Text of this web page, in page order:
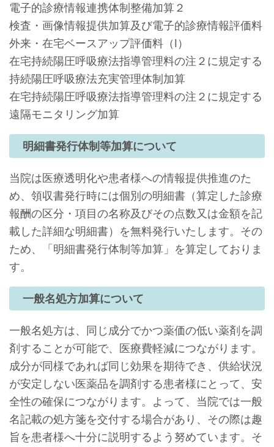
電子的診療情報連携体制整備加算２
検査・画像情報提供加算及び電子的診療情報評価料
外来・在宅ベースアップ評価料（Ⅰ）
在宅持続陽圧呼吸療法指導管理料の注２に規定する
持続陽圧呼吸療法充実管理体制加算
在宅持続陽圧呼吸療法指導管理料の注２に規定する
遠隔モニタリング加算
明細書発行体制等加算について
当院は医療透明化や患者様への情報提供推進のた
め、領収書発行時には個別の明細書（算定した診療
報酬の区分・項⽬の名称及びその点数⼜は⾦額を記
載した詳細な明細書）を無料発行いたします。その
ため、「明細書発行体制等加算」を算定しておりま
す。
一般名処方加算について
一般名処方は、同じ成分でかつ薬価の低い薬剤を調
剤することが可能で、医療費軽減につながります。
成分が同様であれば同じ効果を期待でき、供給状況
が安定しない医薬品を調剤する患者様にとって、安
全性の確保につながります。よって、当院では一般
名記載の処方箋を交付する場合があり、その際は趣
旨を患者様へ十分に説明するよう努めています。そ